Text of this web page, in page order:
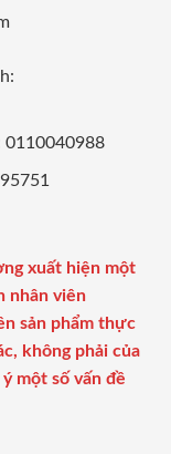
0110040988
xuất hiện một
nhân viên
sản phẩm thực
không phải của
một số vấn đề